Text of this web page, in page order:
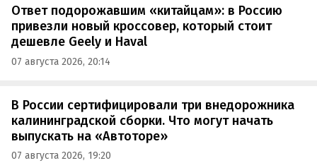
Ответ подорожавшим «китайцам»: в Россию
привезли новый кроссовер, который стоит
дешевле Geely и Haval
07 августа 2026, 20:14
В России сертифицировали три внедорожника
калининградской сборки. Что могут начать
выпускать на «Автоторе»
07 августа 2026, 19:20